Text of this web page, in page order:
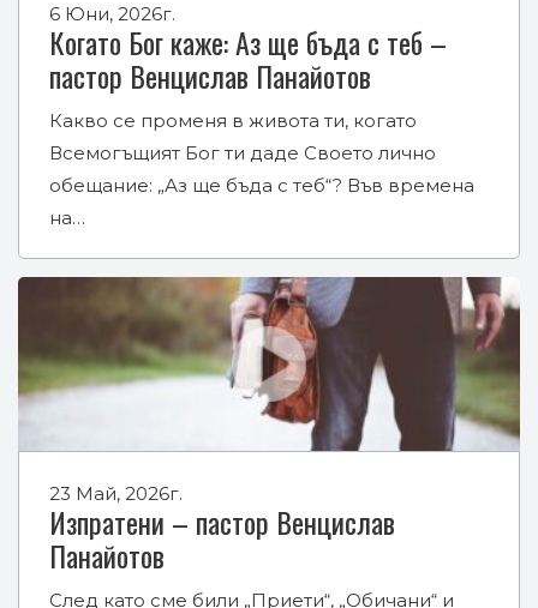
6 Юни, 2026г.
Когато Бог каже: Аз ще бъда с теб –
пастор Венцислав Панайотов
Какво се променя в живота ти, когато
Всемогъщият Бог ти даде Своето лично
обещание: „Аз ще бъда с теб“? Във времена
на…
23 Май, 2026г.
Изпратени – пастор Венцислав
Панайотов
След като сме били „Приети“, „Обичани“ и